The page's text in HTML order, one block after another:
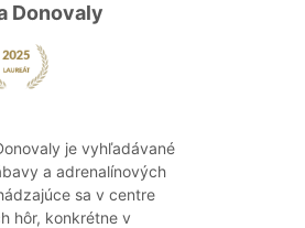
Donovaly
je vyhľadávané
a adrenalínových
sa v centre
hôr, konkrétne v